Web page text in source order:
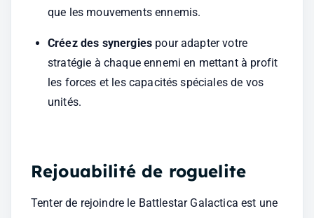
que les mouvements ennemis.
Créez des synergies pour adapter votre
stratégie à chaque ennemi en mettant à profit
les forces et les capacités spéciales de vos
unités.
Rejouabilité de roguelite
Tenter de rejoindre le Battlestar Galactica est une